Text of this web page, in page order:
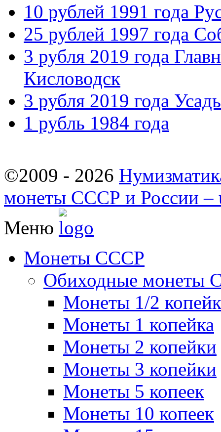
10 рублей 1991 года
25 рублей 1997 года
3 рубля 2019 года
Кисловодск
3 рубля 2019 года
1 рубль 1984 года
©2009 - 2026
монеты СССР и России –
Меню
Монеты СССР
Обиходные монеты
Монеты 1/2
Монеты 1 копейка
Монеты 2 копейки
Монеты 3 копейки
Монеты 5 копеек
Монеты 10 копеек